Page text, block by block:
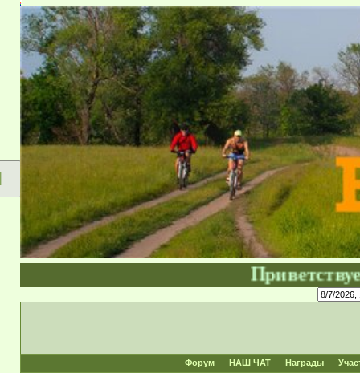
Форум
Форум НАШ ЧАТ Награды